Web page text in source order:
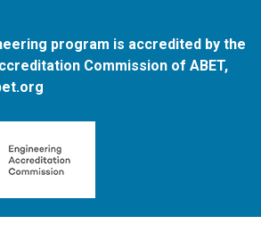
program is accredited by the
Commission of ABET,